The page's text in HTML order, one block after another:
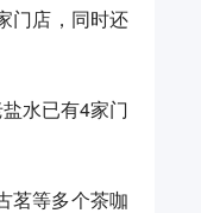
门店，同时还
水已有4家门
茗等多个茶咖